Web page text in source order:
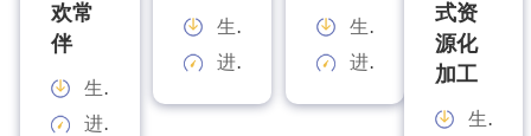
欢常
伴
生产能力：
进料规格：
生产能力：
进料规格：
生产能力：
进料规格：
式资
源化
加工
生产能力：